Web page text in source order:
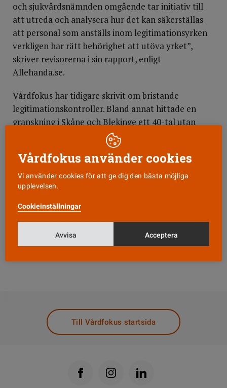
och sjukvårdsnämnden omgående tar initiativ till
att utreda och analysera hur det kan säkerställas
att personal som anställs inom legitimationsyrken
verkligen har rätt behörighet att utöva yrket”,
skriver revisorerna i sin rapport, enligt
Allehanda.se.
Vårdfokus har tidigare skrivit om bristande
legitimationskontroller. Bland annat hittade en
granskning i Skåne och Blekinge ett 40-tal utan
MER OM ÄMNET
Falska sjuksköterskor avslöjas
Falsk ambulanssjuksköterska polisanmäld
Granskning hittade 40-tal utan legitimation
Lurade till sig legitimation som
sjuksköterska med falska intyg
Till Vårdfokus startsida
Vårdfokus använder cookies
Vi använder cookies för att ge dig den bästa möjliga
upplevelsen.
Cookieinställningar
Avvisa Acceptera